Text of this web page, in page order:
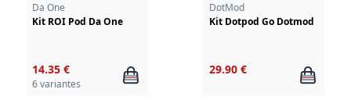
Da One
Kit ROI Pod Da One
14.35 €
6 variantes
DotMod
Kit Dotpod Go Dotmod
29.90 €